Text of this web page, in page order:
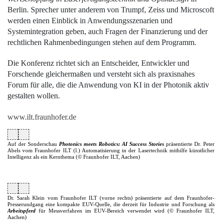
Berlin. Sprecher unter anderem von Trumpf, Zeiss und Microscoft
werden einen Einblick in Anwendungsszenarien und
Systemintegration geben, auch Fragen der Finanzierung und der
rechtlichen Rahmenbedingungen stehen auf dem Programm.
Die Konferenz richtet sich an Entscheider, Entwickler und
Forschende gleichermaßen und versteht sich als praxisnahes
Forum für alle, die die Anwendung von KI in der Photonik aktiv
gestalten wollen.
www.ilt.fraunhofer.de
Auf der Sonderschau Photonics meets Robotics: AI Success Stories präsentierte Dr. Peter
Abels vom Fraunhofer ILT (l.) Automatisierung in der Lasertechnik mithilfe künstlicher
Intelligenz als ein Kernthema (© Fraunhofer ILT, Aachen)
Dr. Sarah Klein vom Fraunhofer ILT (vorne rechts) präsentierte auf dem Fraunhofer-
Presserundgang eine kompakte EUV-Quelle, die derzeit für Industrie und Forschung als
Arbeitspferd für Messverfahren im EUV-Bereich verwendet wird (© Fraunhofer ILT,
Aachen)